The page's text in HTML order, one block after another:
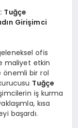
Tuğçe
Girişimci
ofis
maliyet etkin
önemli bir rol
Tuğçe
iş kurma
kısa
başardı.